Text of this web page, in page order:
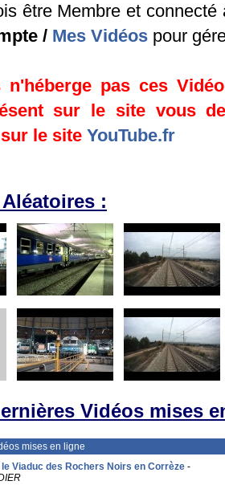
être Membre et
/ Mes Vidéos pour
n'héberge pas ces
sur le site vous
le site YouTube.fr
:
Vidéos mises
mises en ligne
Viaduc des Rochers Noirs en Corrèze -